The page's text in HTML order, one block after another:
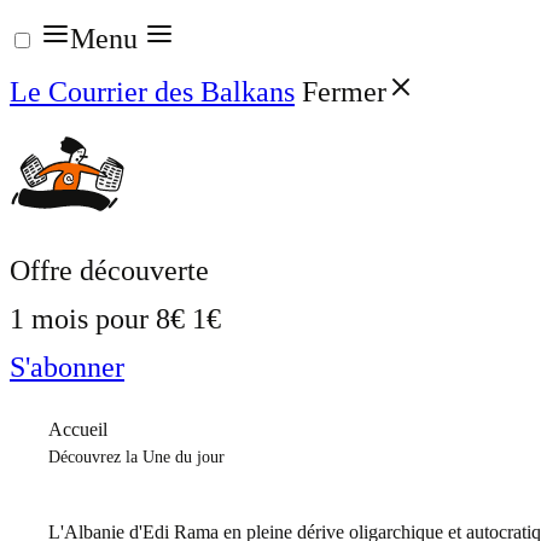
Aller
au
contenu
Menu
Le Courrier des Balkans Fermer
Offre découverte
1 mois pour 8€ 1€
S'abonner
Accueil
Découvrez la Une du jour
L'Albanie d'Edi Rama en pleine dérive oligarchique et